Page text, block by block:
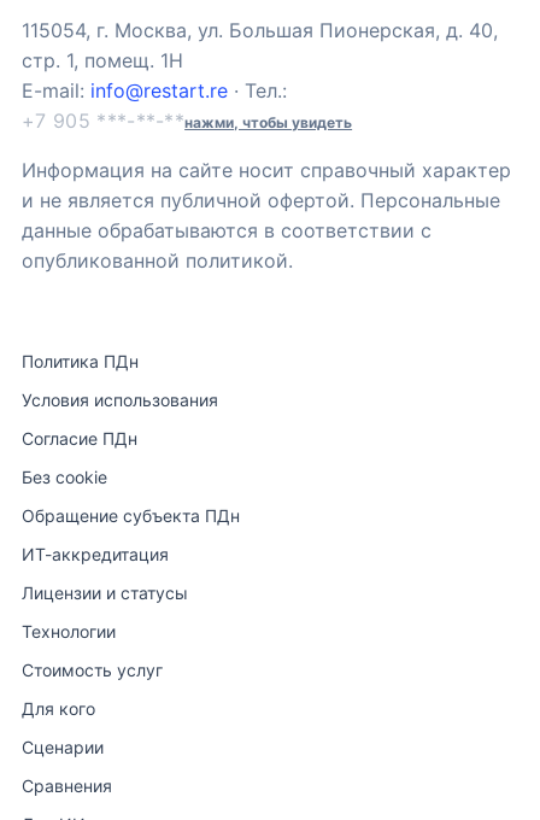
115054, г. Москва, ул. Большая Пионерская, д. 40,
стр. 1, помещ. 1Н
E-mail: info@restart.re · Тел.:
+7 905 ***-**-**нажми, чтобы увидеть
Информация на сайте носит справочный характер
и не является публичной офертой. Персональные
данные обрабатываются в соответствии с
опубликованной политикой.
Политика ПДн
Условия использования
Согласие ПДн
Без cookie
Обращение субъекта ПДн
ИТ-аккредитация
Лицензии и статусы
Технологии
Стоимость услуг
Для кого
Сценарии
Сравнения